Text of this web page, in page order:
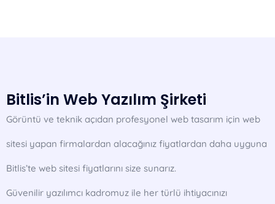
Bitlis’in Web Yazılım Şirketi
Görüntü ve teknik açıdan profesyonel web tasarım için web
sitesi yapan firmalardan alacağınız fiyatlardan daha uyguna
Bitlis’te web sitesi fiyatlarını size sunarız.
Güvenilir yazılımcı kadromuz ile her türlü ihtiyacınızı